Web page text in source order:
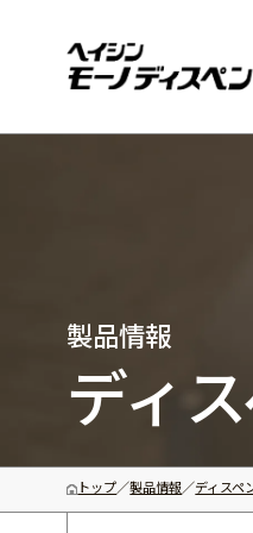
製品情報
ディ
トップ 製品情報 ディスペ